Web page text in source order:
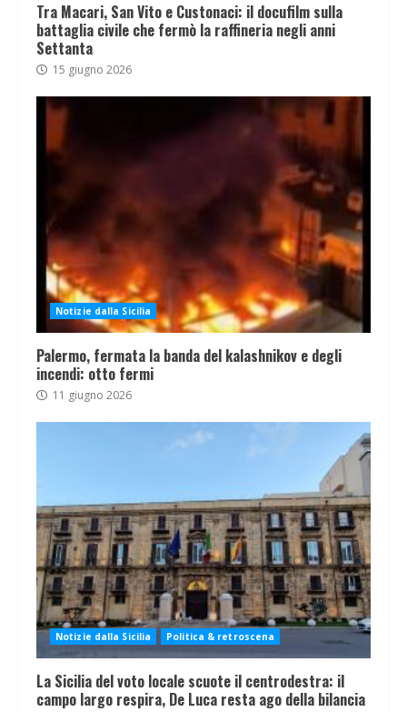
Tra Macari, San Vito e Custonaci: il docufilm sulla
battaglia civile che fermò la raffineria negli anni
Settanta
15 giugno 2026
Notizie dalla Sicilia
Palermo, fermata la banda del kalashnikov e degli
incendi: otto fermi
11 giugno 2026
Notizie dalla Sicilia Politica & retroscena
La Sicilia del voto locale scuote il centrodestra: il
campo largo respira, De Luca resta ago della bilancia